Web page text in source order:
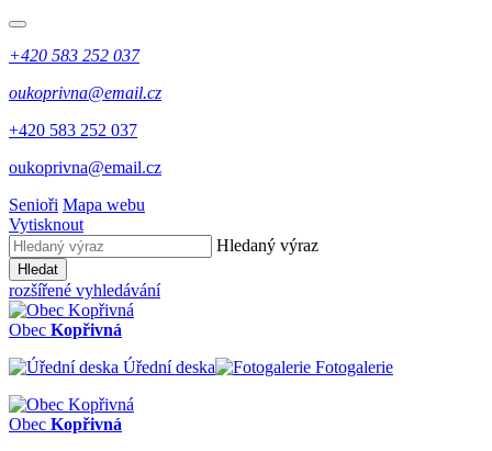
+420 583 252 037
oukoprivna@email.cz
+420 583 252 037
oukoprivna@email.cz
Senioři Mapa webu
Vytisknout
Hledaný výraz
Hledat
rozšířené vyhledávání
Obec Kopřivná
Úřední deska
Fotogalerie
Obec Kopřivná